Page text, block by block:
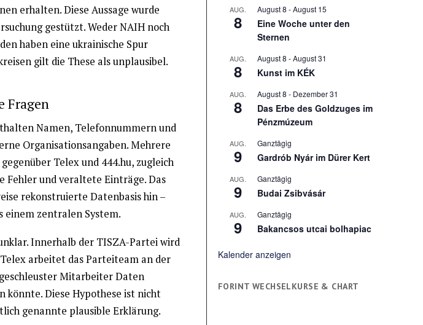
erhalten. Diese Aussage wurde
gestützt. Weder NAIH noch
haben eine ukrainische Spur
gilt die These als unplausibel.
Fragen
Namen, Telefonnummern und
Organisationsangaben. Mehrere
Telex und 444.hu, zugleich
Fehler und veraltete Einträge. Das
rekonstruierte Datenbasis hin –
einem zentralen System.
Innerhalb der TISZA-Partei wird
arbeitet das Parteiteam an der
Mitarbeiter Daten
könnte. Diese Hypothese ist nicht
genannte plausible Erklärung.
AUG.
8
August 8 -August 15
Eine Woche unter den
Sternen
AUG.
8
August 8 -August 31
Kunst im KÉK
AUG.
8
August 8 - Dezember 31
Das Erbe des Goldzuges im
Pénzmúzeum
AUG.
9
Ganztägig
Gardrób Nyár im Dürer Kert
AUG.
9
Ganztägig
Budai Zsibvásár
AUG.
9
Ganztägig
Bakancsos utcai bolhapiac
Kalender anzeigen
FORINT WECHSELKURSE & CHART